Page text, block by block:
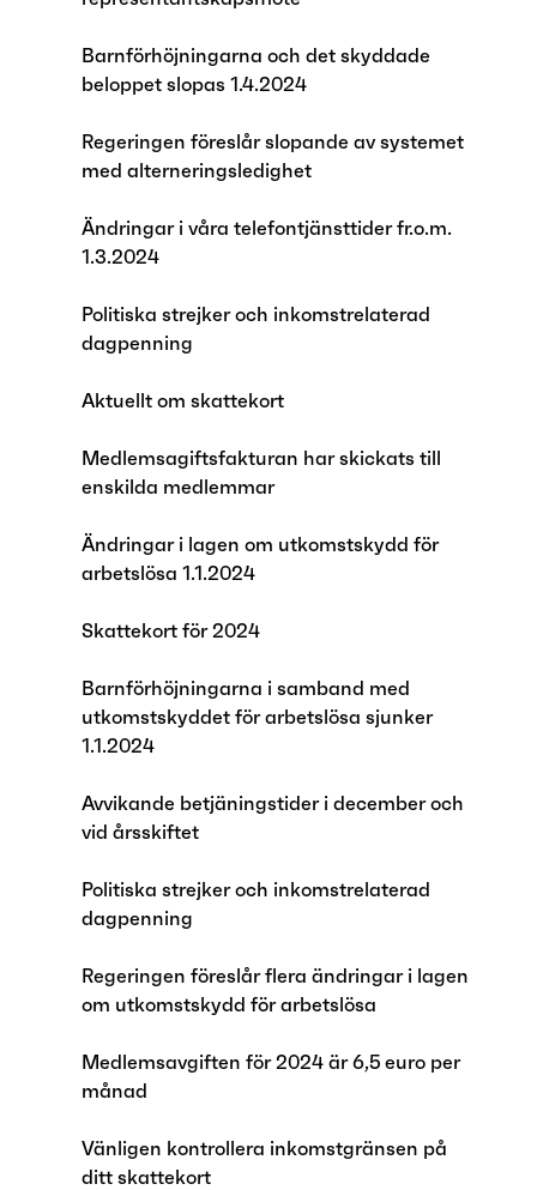
Barnförhöjningarna och det skyddade
beloppet slopas 1.4.2024
Regeringen föreslår slopande av systemet
med alterneringsledighet
Ändringar i våra telefontjänsttider fr.o.m.
1.3.2024
Politiska strejker och inkomstrelaterad
dagpenning
Aktuellt om skattekort
Medlemsagiftsfakturan har skickats till
enskilda medlemmar
Ändringar i lagen om utkomstskydd för
arbetslösa 1.1.2024
Skattekort för 2024
Barnförhöjningarna i samband med
utkomstskyddet för arbetslösa sjunker
1.1.2024
Avvikande betjäningstider i december och
vid årsskiftet
Politiska strejker och inkomstrelaterad
dagpenning
Regeringen föreslår flera ändringar i lagen
om utkomstskydd för arbetslösa
Medlemsavgiften för 2024 är 6,5 euro per
månad
Vänligen kontrollera inkomstgränsen på
ditt skattekort